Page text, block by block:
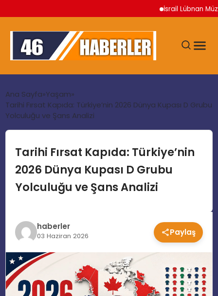
İsrail Lübnan
GÜNDEM
EKONOMI
SIYASET
EĞITIM
MAGAZIN
SPOR
Ana Sayfa Yaşam
Tarihi Fırsat Kapıda: Türkiye’nin 2026 Dünya Kupası D Grubu
Yolculuğu ve Şans Analizi
Tarihi Fırsat Kapıda: Türkiye’nin
2026 Dünya Kupası D Grubu
Yolculuğu ve Şans Analizi
haberler
03 Haziran 2026 Paylaş